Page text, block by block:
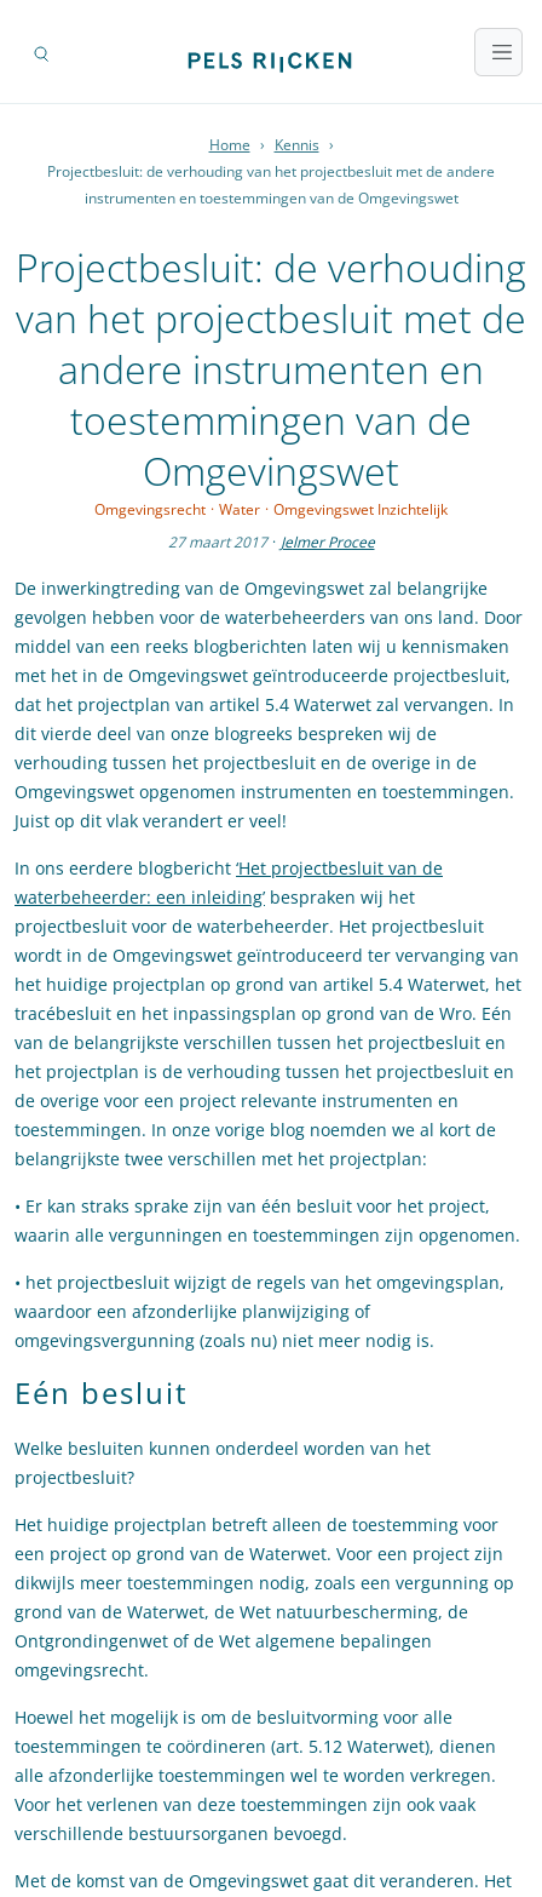
Home › Kennis ›
Projectbesluit: de verhouding van het projectbesluit met de andere
instrumenten en toestemmingen van de Omgevingswet
Projectbesluit: de verhouding
van het projectbesluit met de
andere instrumenten en
toestemmingen van de
Omgevingswet
Omgevingsrecht · Water · Omgevingswet Inzichtelijk
27 maart 2017 · Jelmer Procee
De inwerkingtreding van de Omgevingswet zal belangrijke
gevolgen hebben voor de waterbeheerders van ons land. Door
middel van een reeks blogberichten laten wij u kennismaken
met het in de Omgevingswet geïntroduceerde projectbesluit,
dat het projectplan van artikel 5.4 Waterwet zal vervangen. In
dit vierde deel van onze blogreeks bespreken wij de
verhouding tussen het projectbesluit en de overige in de
Omgevingswet opgenomen instrumenten en toestemmingen.
Juist op dit vlak verandert er veel!
In ons eerdere blogbericht ‘Het projectbesluit van de
waterbeheerder: een inleiding’ bespraken wij het
projectbesluit voor de waterbeheerder. Het projectbesluit
wordt in de Omgevingswet geïntroduceerd ter vervanging van
het huidige projectplan op grond van artikel 5.4 Waterwet, het
tracébesluit en het inpassingsplan op grond van de Wro. Eén
van de belangrijkste verschillen tussen het projectbesluit en
het projectplan is de verhouding tussen het projectbesluit en
de overige voor een project relevante instrumenten en
toestemmingen. In onze vorige blog noemden we al kort de
belangrijkste twee verschillen met het projectplan:
• Er kan straks sprake zijn van één besluit voor het project,
waarin alle vergunningen en toestemmingen zijn opgenomen.
• het projectbesluit wijzigt de regels van het omgevingsplan,
waardoor een afzonderlijke planwijziging of
omgevingsvergunning (zoals nu) niet meer nodig is.
Eén besluit
Welke besluiten kunnen onderdeel worden van het
projectbesluit?
Het huidige projectplan betreft alleen de toestemming voor
een project op grond van de Waterwet. Voor een project zijn
dikwijls meer toestemmingen nodig, zoals een vergunning op
grond van de Waterwet, de Wet natuurbescherming, de
Ontgrondingenwet of de Wet algemene bepalingen
omgevingsrecht.
Hoewel het mogelijk is om de besluitvorming voor alle
toestemmingen te coördineren (art. 5.12 Waterwet), dienen
alle afzonderlijke toestemmingen wel te worden verkregen.
Voor het verlenen van deze toestemmingen zijn ook vaak
verschillende bestuursorganen bevoegd.
Met de komst van de Omgevingswet gaat dit veranderen. Het